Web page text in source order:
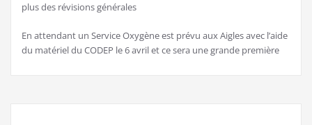
plus des révisions générales
En attendant un Service Oxygène est prévu aux Aigles avec l’aide
du matériel du CODEP le 6 avril et ce sera une grande première